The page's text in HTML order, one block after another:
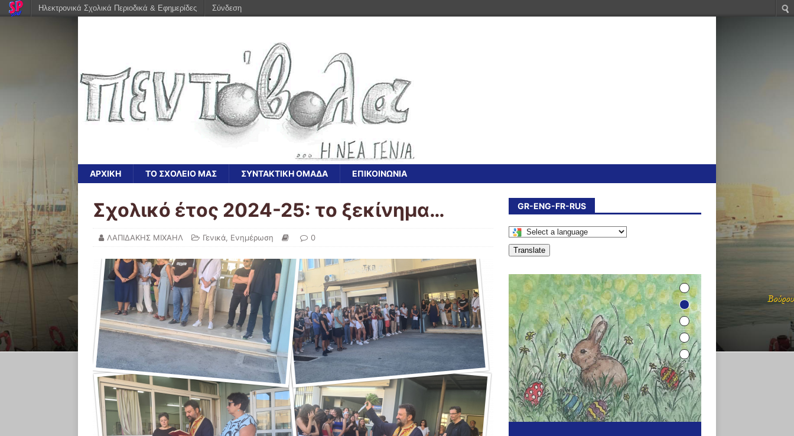
ΑΡΧΙΚΗ ΤΟ ΣΧΟΛΕΙΟ ΜΑΣ ΣΥΝΤΑΚΤΙΚΗ ΟΜΑΔΑ ΕΠΙΚΟΙΝΩΝΙΑ
Σχολικό έτος 2024-25: το ξεκίνημα…
ΛΑΠΙΔΑΚΗΣ ΜΙΧΑΗΛ Γενικά Ενημέρωση 0
GR-ENG-FR-RUS
Translate
Ηλεκτρονικά Σχολικά Περιοδικά & Εφημερίδες Σύνδεση